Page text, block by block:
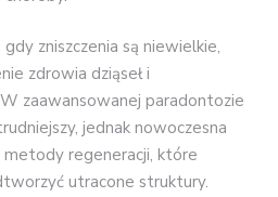
zniszczenia są niewielkie,
zdrowia dziąseł i
zaawansowanej paradontozie
jednak nowoczesna
regeneracji, które
utracone struktury.